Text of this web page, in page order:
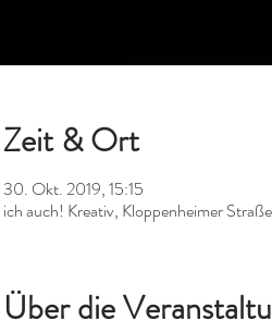
Zeit & Ort
30. Okt. 2019, 15:15
ich auch! Kreativ, Kloppenheimer
Über die